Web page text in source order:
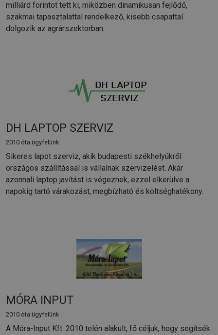
milliárd forintot tett ki, miközben dinamikusan fejlődő,
szakmai tapasztalattal rendelkező, kisebb csapattal
dolgozik az agrárszektorban.
DH LAPTOP SZERVIZ
2010 óta ügyfelünk
Sikeres lapot szerviz, akik budapesti székhelyükről
országos szállítással is vállalnak szervizelést. Akár
azonnali laptop javítást is végeznek, ezzel elkerülve a
napokig tartó várakozást, megbízható és költséghatékony.
MÓRA INPUT
2010 óta ügyfelünk
A Móra-Input Kft. 2010 telén alakult, fő céljuk, hogy segítsék